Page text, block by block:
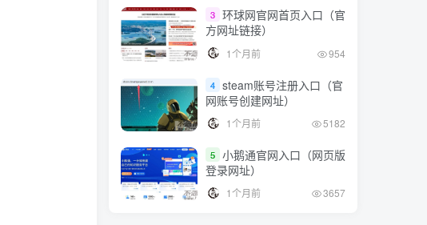
3 环球网官网首页入口（官
方网址链接）
1个月前 954
4 steam账号注册入口（官
网账号创建网址）
1个月前 5182
5 小鹅通官网入口（网页版
登录网址）
1个月前 3657